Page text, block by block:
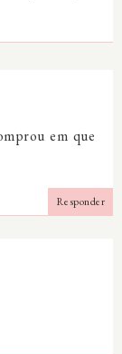
em que
Responder